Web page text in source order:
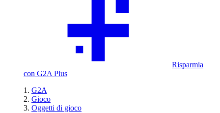
Risparmia
con G2A Plus
G2A
Gioco
Oggetti di gioco